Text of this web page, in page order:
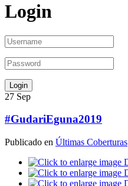
Login
27 Sep
#GudariEguna2019
Publicado en Últimas Coberturas